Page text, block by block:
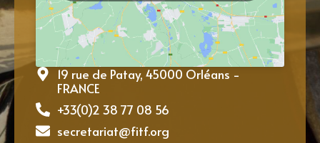
19 rue de Patay, 45000 Orléans -
FRANCE
+33(0)2 38 77 08 56
secretariat@fitf.org